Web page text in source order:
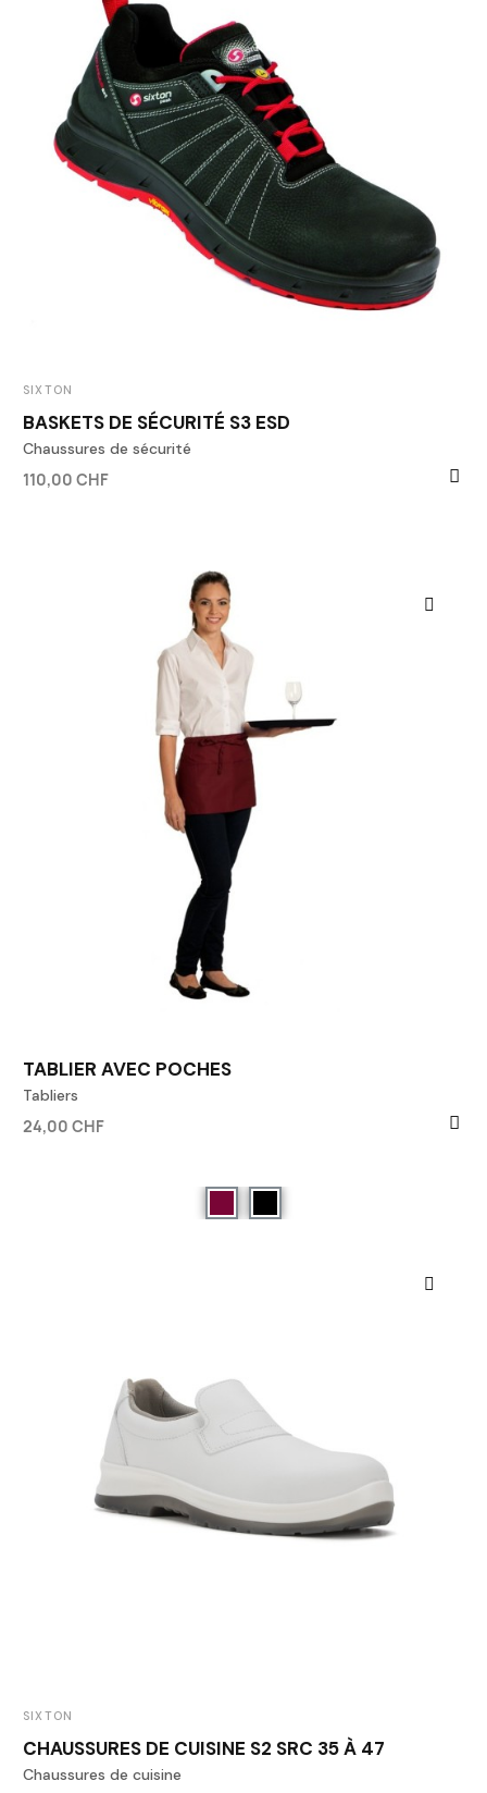
SIXTON
BASKETS DE SÉCURITÉ S3 ESD
Chaussures de sécurité
110,00 CHF
TABLIER AVEC POCHES
Tabliers
24,00 CHF
SIXTON
CHAUSSURES DE CUISINE S2 SRC 35 À 47
Chaussures de cuisine